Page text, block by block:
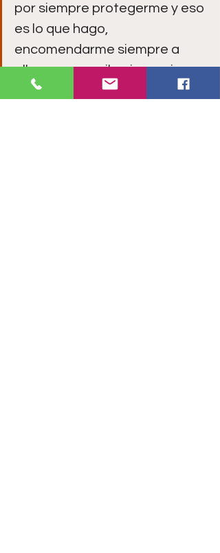
por siempre protegerme y eso
es lo que hago,
encomendarme siempre a
ellos para que iluminen mi
camino a su manera”.